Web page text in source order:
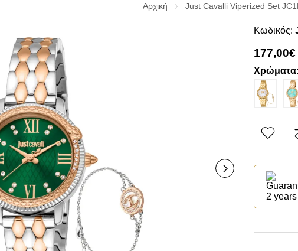
Αρχική Just Cavalli Viperized Set
Κωδικός:
177,00€
Χρώματα: